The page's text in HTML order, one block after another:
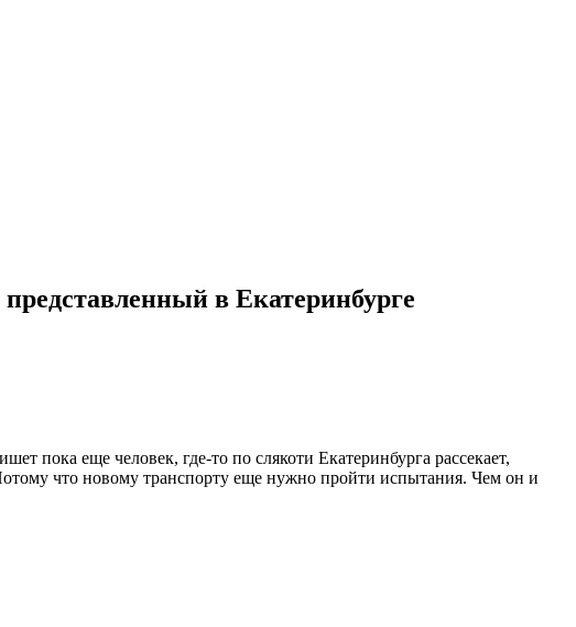
в Екатеринбурге
пока еще человек, где-то по слякоти Екатеринбурга рассекает,
что новому транспорту еще нужно пройти испытания. Чем он и